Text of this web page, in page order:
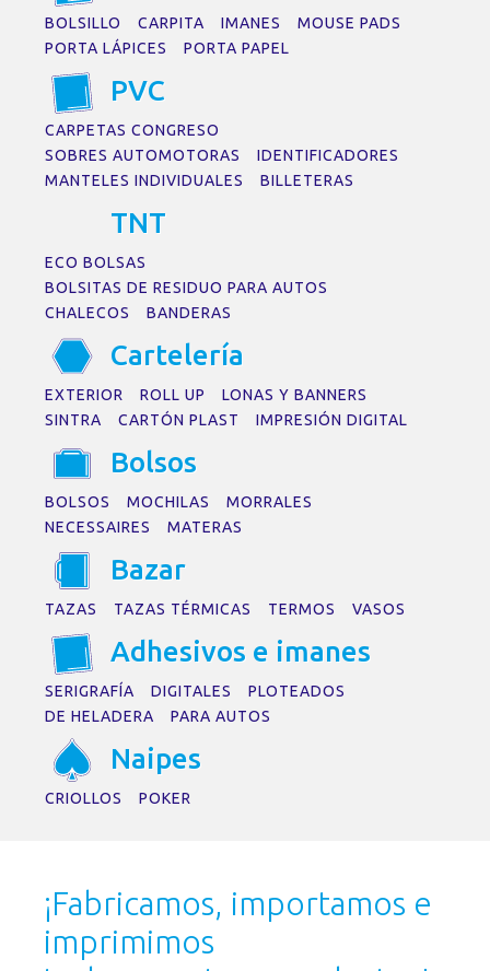
BOLSILLO CARPITA IMANES
MOUSE PADS
PORTA LÁPICES
PORTA PAPEL
PVC
CARPETAS CONGRESO
SOBRES AUTOMOTORAS
IDENTIFICADORES
MANTELES INDIVIDUALES
BILLETERAS
TNT
ECO BOLSAS
BOLSITAS DE RESIDUO PARA AUTOS
CHALECOS
BANDERAS
Cartelería
EXTERIOR ROLL UP
LONAS Y BANNERS
SINTRA
CARTÓN PLAST IMPRESIÓN DIGITAL
Bolsos
BOLSOS MOCHILAS
MORRALES
NECESSAIRES
MATERAS
Bazar
TAZAS TAZAS TÉRMICAS TERMOS VASOS
Adhesivos e imanes
SERIGRAFÍA DIGITALES
PLOTEADOS
DE HELADERA
PARA AUTOS
Naipes
CRIOLLOS POKER
¡Fabricamos, importamos e
imprimimos